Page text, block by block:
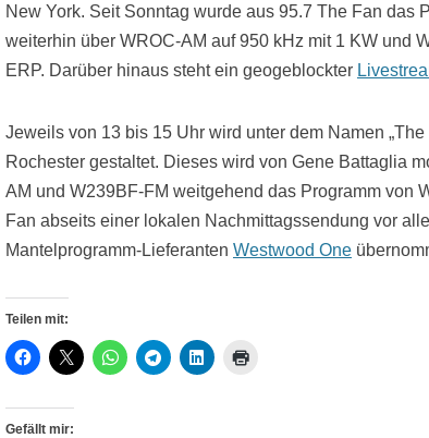
New York. Seit Sonntag wurde aus 95.7 The Fan das
weiterhin über WROC-AM auf 950 kHz mit 1 KW und
ERP. Darüber hinaus steht ein geogeblockter
Jeweils von 13 bis 15 Uhr wird unter dem Namen
Rochester gestaltet. Dieses wird von Gene Battaglia
AM und W239BF-FM weitgehend das Programm von
Fan abseits einer lokalen Nachmittagssendung vor
Mantelprogramm-Lieferanten Westwood One
Teilen mit:
Gefällt mir: